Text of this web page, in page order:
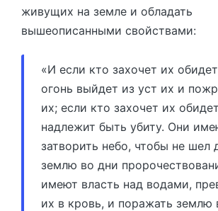
живущих на земле и обладать
вышеописанными свойствами:
«И если кто захочет их
огонь выйдет из уст их и
их; если кто захочет их
надлежит быть убиту. Они
затворить небо, чтобы не шел
землю во дни
имеют власть над водами,
их в кровь, и поражать землю